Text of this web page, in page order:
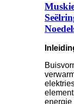
energie